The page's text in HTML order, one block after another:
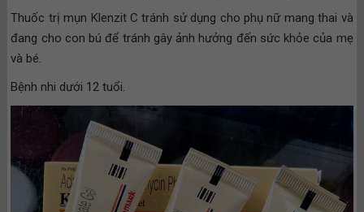
Thuốc trị mụn Klenzit C tránh sử dụng cho phụ nữ mang thai và
đang cho con bú để tránh gây ảnh hưởng đến sức khỏe của mẹ
và bé.
Bệnh nhi dưới 12 tuổi.